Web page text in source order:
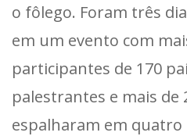
o fôlego. Foram três
em um evento com
participantes de 170
palestrantes e mais de
espalharam em quatro